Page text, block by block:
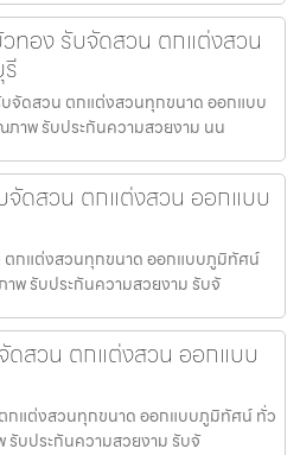
ทอง รับจัดสวน ตกแต่งสวน
บจัดสวน ตกแต่งสวนทุกขนาด ออกแบบ
าพ รับประกันความสวยงาม นน
ดสวน ตกแต่งสวน ออกแบบ
ตกแต่งสวนทุกขนาด ออกแบบภูมิทัศน์
าพ รับประกันความสวยงาม รับจั
สวน ตกแต่งสวน ออกแบบ
กแต่งสวนทุกขนาด ออกแบบภูมิทัศน์ ทั่ว
รับประกันความสวยงาม รับจั